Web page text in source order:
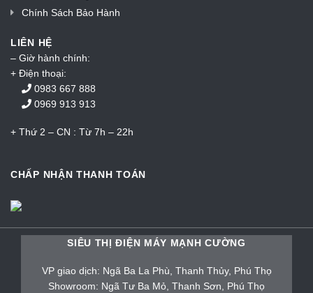
Chính Sách Bảo Hành
LIÊN HỆ
– Giờ hành chính:
+ Điện thoại:
0983 667 888
0969 913 913
+ Thứ 2 – CN : Từ 7h – 22h
CHẤP NHẬN THANH TOÁN
SIÊU THỊ ĐIỆN MÁY MẠNH CƯỜNG
VP giao dịch: Ngã Ba La Phù, Thanh Thủy, Phú Thọ
Showroom: Ngã Tư Ba Mỏ, Thanh Sơn, Phú Thọ